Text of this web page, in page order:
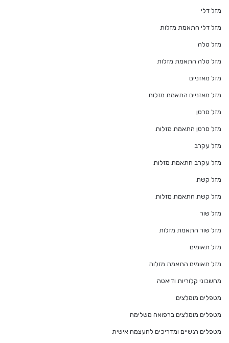
מזל דלי
מזל דלי התאמת מזלות
מזל טלה
מזל טלה התאמת מזלות
מזל מאזניים
מזל מאזניים התאמת מזלות
מזל סרטן
מזל סרטן התאמת מזלות
מזל עקרב
מזל עקרב התאמת מזלות
מזל קשת
מזל קשת התאמת מזלות
מזל שור
מזל שור התאמת מזלות
מזל תאומים
מזל תאומים התאמת מזלות
מחשבוני קלוריות ודיאטה
מטפלים מומלצים
מטפלים מומלצים ברפואה משלימה
מטפלים רגשיים ומדריכים להעצמה אישית